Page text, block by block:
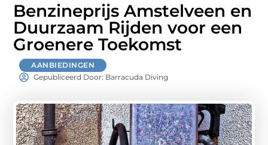
Benzineprijs Amstelveen en
Duurzaam Rijden voor een
Groenere Toekomst
AANBIEDINGEN
Gepubliceerd Door: Barracuda Diving